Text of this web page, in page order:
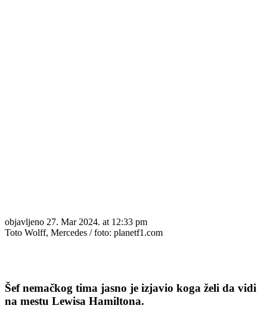
objavljeno 27. Mar 2024. at 12:33 pm
Toto Wolff, Mercedes / foto: planetf1.com
Šef nemačkog tima jasno je izjavio koga želi da vidi
na mestu Lewisa Hamiltona.